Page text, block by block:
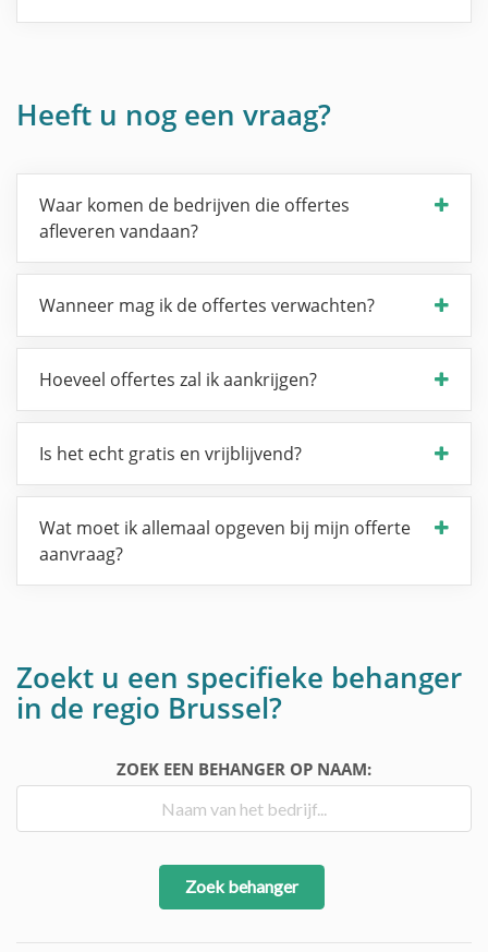
Heeft u nog een vraag?
Waar komen de bedrijven die offertes
afleveren vandaan?
Wanneer mag ik de offertes verwachten?
Hoeveel offertes zal ik aankrijgen?
Is het echt gratis en vrijblijvend?
Wat moet ik allemaal opgeven bij mijn offerte
aanvraag?
Zoekt u een specifieke behanger
in de regio Brussel?
ZOEK EEN BEHANGER OP NAAM:
Zoek behanger